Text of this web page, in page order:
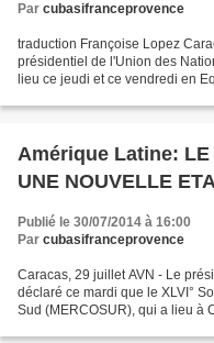
Par cubasifranceprovence
traduction Françoise Lopez
présidentiel de l'Union des
lieu ce jeudi et ce vendredi en
Amérique Latine: LE
UNE NOUVELLE
Publié le 30/07/2014 à 16:00
Par cubasifranceprovence
Caracas, 29 juillet AVN - Le
déclaré ce mardi que le XLVI°
Sud (MERCOSUR), qui a lieu à